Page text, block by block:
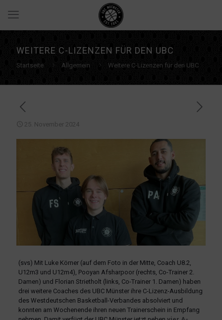
WEITERE C-LIZENZEN FÜR DEN UBC
Startseite Allgemein Weitere C-Lizenzen für den UBC
25. November 2024
(svs) Mit Luke Körner (auf dem Foto in der Mitte, Coach U8.2,
U12m3 und U12m4), Pooyan Afsharpoor (rechts, Co-Trainer 2.
Damen) und Florian Strietholt (links, Co-Trainer 1. Damen) haben
drei weitere Coaches des UBC Münster ihre C-Lizenz-Ausbildung
des Westdeutschen Basketball-Verbandes absolviert und
konnten am Wochenende ihren neuen Trainerschein in Empfang